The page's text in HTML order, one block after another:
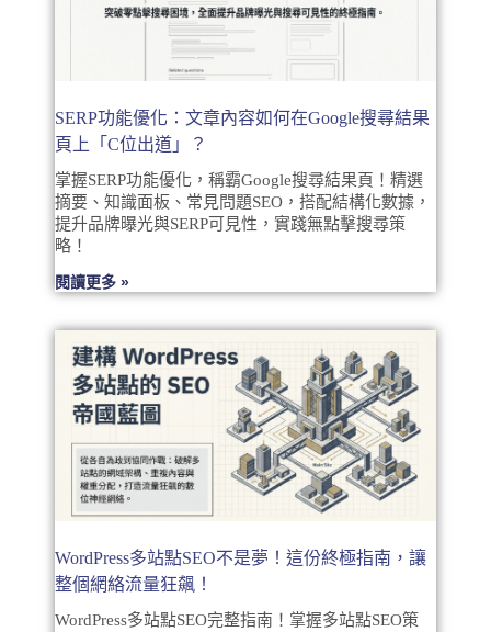
SERP功能優化：文章內容如何在Google搜尋結果
頁上「C位出道」？
掌握SERP功能優化，稱霸Google搜尋結果頁！精選
摘要、知識面板、常見問題SEO，搭配結構化數據，
提升品牌曝光與SERP可見性，實踐無點擊搜尋策
略！
閱讀更多 »
WordPress多站點SEO不是夢！這份終極指南，讓
整個網絡流量狂飆！
WordPress多站點SEO完整指南！掌握多站點SEO策